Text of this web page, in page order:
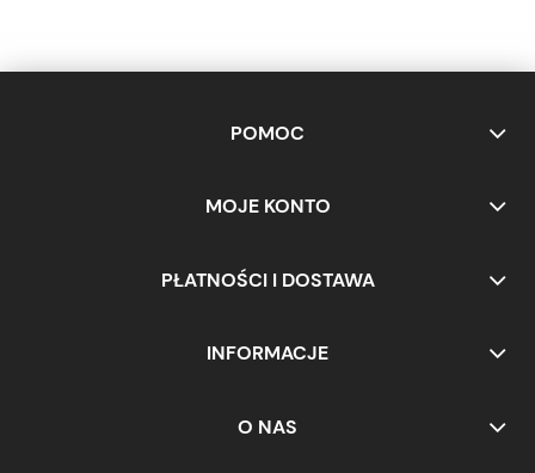
POMOC
MOJE KONTO
PŁATNOŚCI I DOSTAWA
INFORMACJE
O NAS